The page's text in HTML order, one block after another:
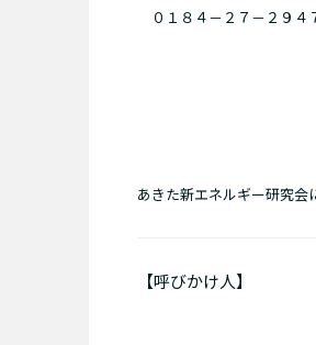
０１８４－２７－２９４
あきた新エネルギー研究会
【呼びかけ人】